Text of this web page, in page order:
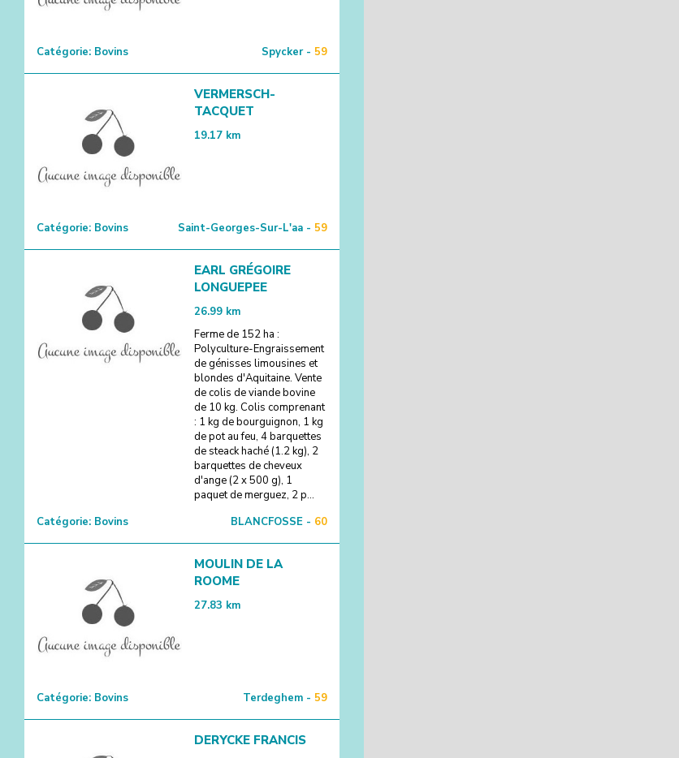
Catégorie: Bovins Spycker - 59
VERMERSCH-
TACQUET
19.17 km
Catégorie: Bovins Saint-Georges-Sur-L'aa - 59
EARL GRÉGOIRE
LONGUEPEE
26.99 km
Ferme de 152 ha :
Polyculture-Engraissement
de génisses limousines et
blondes d'Aquitaine. Vente
de colis de viande bovine
de 10 kg. Colis comprenant
: 1 kg de bourguignon, 1 kg
de pot au feu, 4 barquettes
de steack haché (1.2 kg), 2
barquettes de cheveux
d'ange (2 x 500 g), 1
paquet de merguez, 2 p...
Catégorie: Bovins BLANCFOSSE - 60
MOULIN DE LA
ROOME
27.83 km
Catégorie: Bovins Terdeghem - 59
DERYCKE FRANCIS